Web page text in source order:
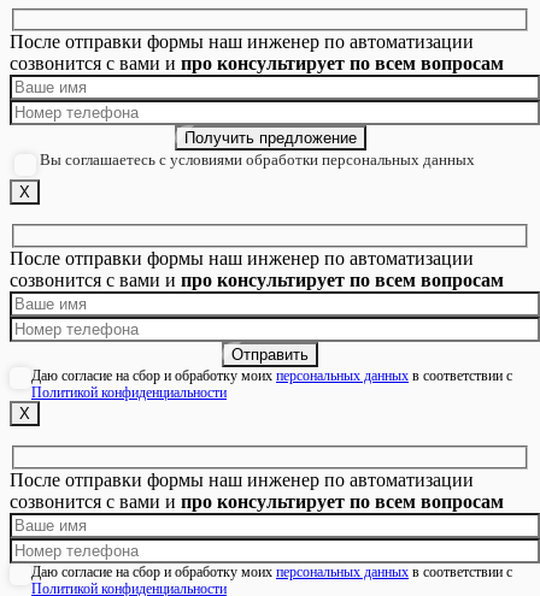
После отправки формы наш инженер по автоматизации
созвонится с вами и про консультирует по всем вопросам
Вы соглашаетесь с условиями обработки персональных данных
Х
После отправки формы наш инженер по автоматизации
созвонится с вами и про консультирует по всем вопросам
Даю согласие на сбор и обработку моих персональных данных в соответствии с
Политикой конфиденциальности
Х
После отправки формы наш инженер по автоматизации
созвонится с вами и про консультирует по всем вопросам
Даю согласие на сбор и обработку моих персональных данных в соответствии с
Политикой конфиденциальности